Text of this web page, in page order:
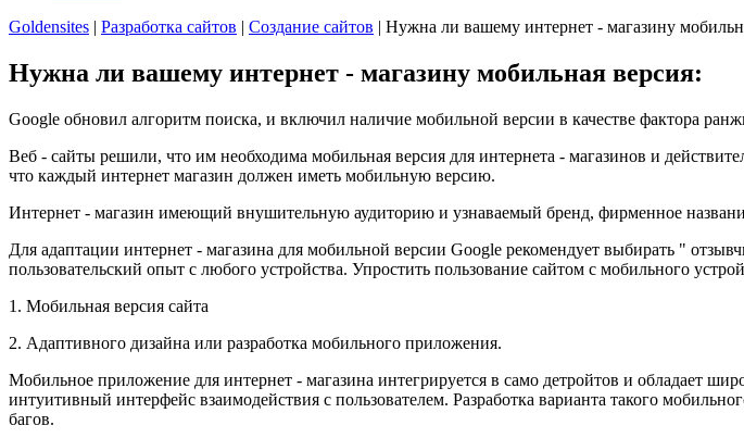
Goldensites | Разработка сайтов | Создание сайтов | Нужна ли вашему интернет - магазину
Нужна ли вашему интернет - магазину мобильная версия:
Google обновил алгоритм поиска, и включил наличие мобильной версии в качестве фактора
Веб - сайты решили, что им необходима мобильная версия для интернета - магазинов и
что каждый интернет магазин должен иметь мобильную версию.
Интернет - магазин имеющий внушительную аудиторию и узнаваемый бренд, фирменное
Для адаптации интернет - магазина для мобильной версии Google рекомендует выбирать "
пользовательский опыт с любого устройства. Упростить пользование сайтом с мобильного
1. Мобильная версия сайта
2. Адаптивного дизайна или разработка мобильного приложения.
Мобильное приложение для интернет - магазина интегрируется в само детройтов и обладает
интуитивный интерфейс взаимодействия с пользователем. Разработка варианта такого
багов.